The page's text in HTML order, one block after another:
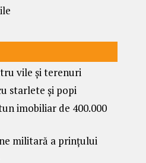
vile și terenuri
starlete și popi
imobiliar de 400.000
militară a prințului